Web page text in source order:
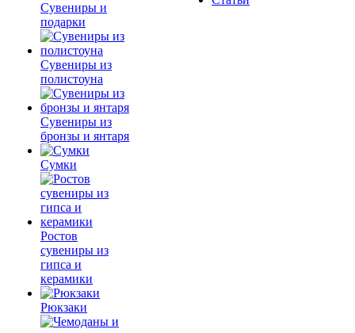
Сувениры и
подарки
Сувениры из
полистоуна
Сувениры из
бронзы и янтаря
Сумки
Ростов
сувениры из
гипса и
керамики
Рюкзаки